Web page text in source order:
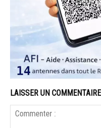
LAISSER UN COMMENTAIRE